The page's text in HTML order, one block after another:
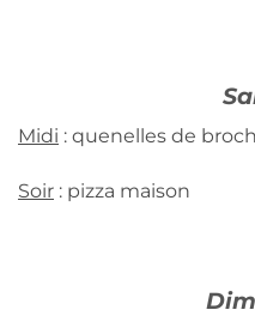
Midi : quenelles de
Soir : pizza maison